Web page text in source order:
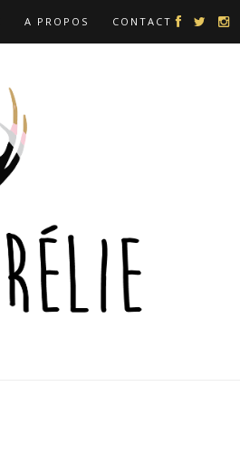
A PROPOS CONTACT